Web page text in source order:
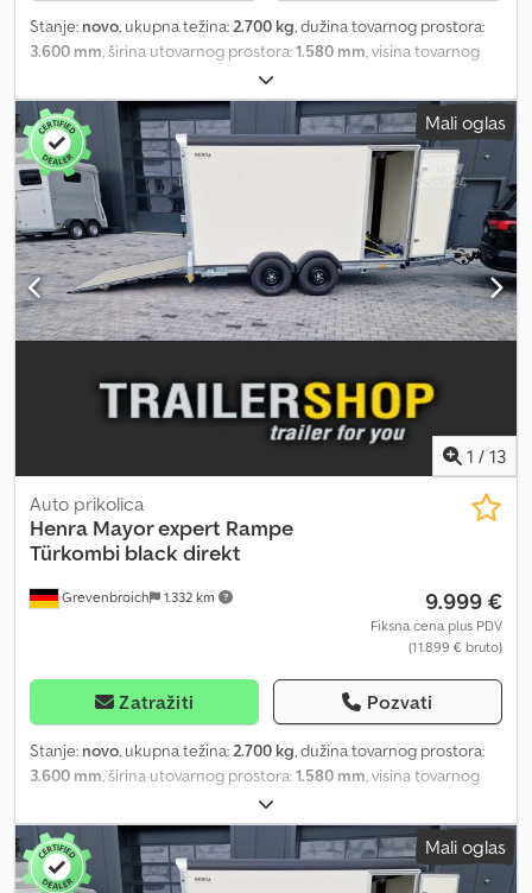
Stanje: novo, ukupna težina: 2.700 kg, dužina tovarnog prostora:
3.600 mm , širina utovarnog prostora:1.580 mm , visina tovarnog
, Godina proizvodnje:
kupite ovu prikolicu sada? ANHÄNGERWIRTZ, vaš prodajni centar
za nove prikolice, nudi kvalitetne proizvode renomiranih
proizvođača! Više od 850 novih prikolica na lageru. Više od 130
polovnih prikolica u stalnoj ponudi. Primer bez obaveze:
Uključujući LED svetla za unutrašnjost i zadnja svetla. Uključujući
velike gume i crne felne xpert. Uključujući bočna vrata sa
centralnom bravom. Uključujući podesive oslonce. Uključujući
zadnju rampu sa protukliznom površinom i najnoviju generaciju
kombinovanih vrata. Nova Major xpert, aerodinamična prikolica
budućnosti. Moderna – robusna – štedi gorivo. Dostupna u
Henra Major xpert po povoljnoj ceni, uz kratak rok isporuke. Nova
vozila, sa računom i PDV-om, garancija od ovlašćenog prodavca
već 35 godina. Codpfszmrndjx Ahqjrf Autorska prava – zaštita
Mali oglas
1 / 13
Grevenbroich 1.332 km
Auto prikolica
Henra Mayor expert Rampe
Türkombi black direkt
9.999 €
Fiksna cena plus PDV
(11.899 € bruto)
Zatražiti Pozvati
Stanje: novo, ukupna težina:2.700 kg, dužina tovarnog prostora:
3.600 mm, širina utovarnog prostora:1.580 mm, visina tovarnog
, Godina proizvodnje:
kupite ovu prikolicu sada? ANHÄNGERWIRTZ, prodavnica gde
možete pronaći prikolicu koju tražite, nudi kvalitetne proizvode
renomiranih proizvođača! Preko 850 novih prikolica na lageru.
Mali oglas